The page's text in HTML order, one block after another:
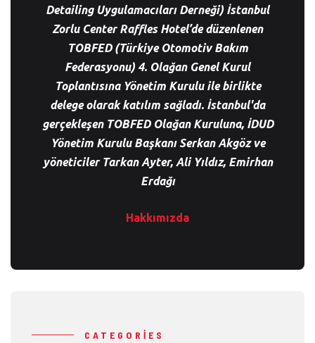
Detailing Uygulamacıları Derneği) İstanbul
Zorlu Center Raffles Hotel’de düzenlenen
TOBFED (Türkiye Otomotiv Bakım
Federasyonu) 4. Olağan Genel Kurul
Toplantısına Yönetim Kurulu ile birlikte
delege olarak katılım sağladı. İstanbul'da
gerçekleşen TOBFED Olağan Kuruluna, İDUD
Yönetim Kurulu Başkanı Serkan Akgöz ve
yöneticiler Tarkan Ayter, Ali Yıldız, Emirhan
Erdağı
Hakkımızda
CATEGORIES